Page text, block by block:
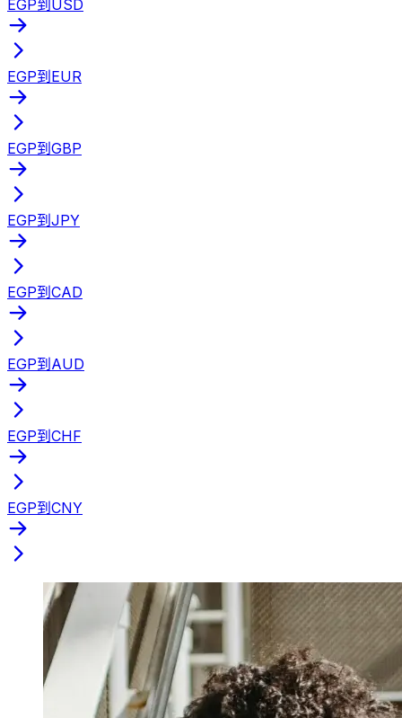
EGP到USD
EGP到EUR
EGP到GBP
EGP到JPY
EGP到CAD
EGP到AUD
EGP到CHF
EGP到CNY